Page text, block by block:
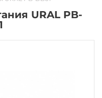
URAL PB-